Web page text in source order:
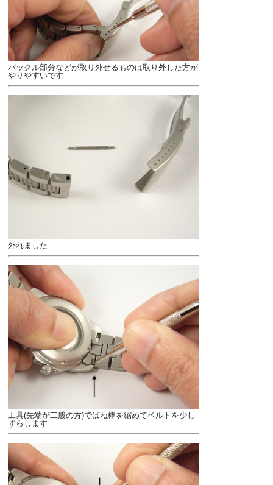
バックル部分などが取り外せるものは取り外した方が
やりやすいです
外れました
工具(先端が二股の方)でばね棒を縮めてベルトを少し
ずらします